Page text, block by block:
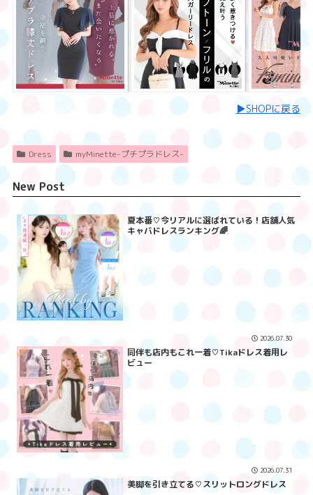
▶︎SHOPに戻る
Dress myMinette-プチプラドレス-
New Post
夏本番♡今リアルに選ばれている！店舗人気
キャバドレスランキング🌈
2026.07.30
同伴も店内もこれ一着♡Tikaドレス着用レ
ビュー
2026.07.31
美脚を引き立てる♡スリットロングドレス